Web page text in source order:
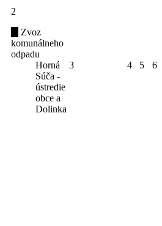
2
Zvoz
komunálneho
odpadu
Horná
Súča -
ústredie
obce a
Dolinka
3 4 5 6